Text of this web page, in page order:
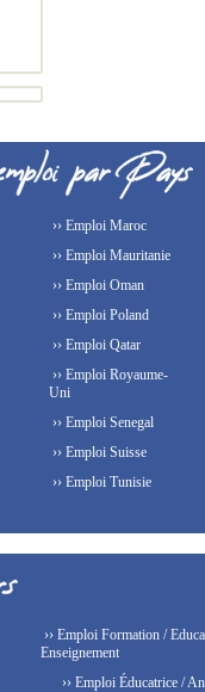
›› Emploi Maroc
›› Emploi Mauritanie
›› Emploi Oman
›› Emploi Poland
›› Emploi Qatar
›› Emploi Royaume-
Uni
›› Emploi Senegal
›› Emploi Suisse
›› Emploi Tunisie
›› Emploi Formation /
Enseignement
›› Emploi Éducatrice /